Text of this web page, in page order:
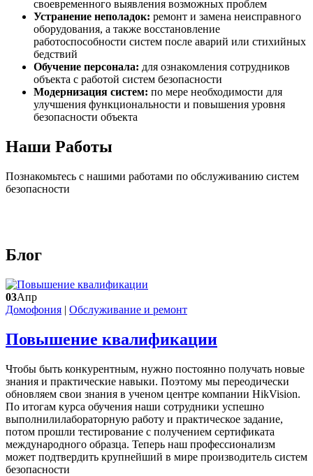
своевременного выявления возможных проблем
Устранение неполадок: ремонт и замена неисправного
оборудования, а также восстановление
работоспособности систем после аварий или стихийных
бедствий
Обучение персонала: для ознакомления сотрудников
объекта с работой систем безопасности
Модернизация систем: по мере необходимости для
улучшения функциональности и повышения уровня
безопасности объекта
Наши Работы
Познакомьтесь с нашими работами по обслуживанию систем
безопасности
Блог
03Апр
Домофония | Обслуживание и ремонт
Повышение квалификации
Чтобы быть конкурентным, нужно постоянно получать новые
знания и практические навыки. Поэтому мы переодически
обновляем свои знания в ученом центре компании HikVision.
По итогам курса обучения наши сотрудники успешно
выполнилилабораторную работу и практическое задание,
потом прошли тестирование с получением сертификата
международного образца. Теперь наш профессионализм
может подтвердить крупнейший в мире производитель систем
безопасности